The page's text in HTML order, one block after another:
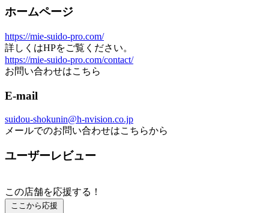
ホームページ
https://mie-suido-pro.com/
詳しくはHPをご覧ください。
https://mie-suido-pro.com/contact/
お問い合わせはこちら
E-mail
suidou-shokunin@h-nvision.co.jp
メールでのお問い合わせはこちらから
ユーザーレビュー
この店舗を応援する！
ここから応援